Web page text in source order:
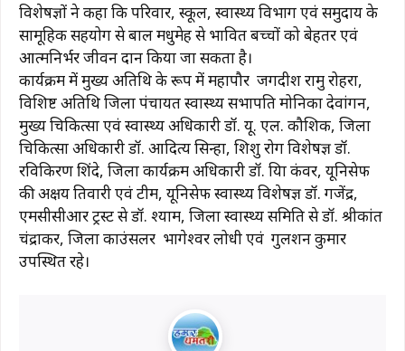
विशेषज्ञों ने कहा कि परिवार, स्कूल, स्वास्थ्य विभाग एवं समुदाय के
सामूहिक सहयोग से बाल मधुमेह से प्रभावित बच्चों को बेहतर एवं
आत्मनिर्भर जीवन प्रदान किया जा सकता है।
कार्यक्रम में मुख्य अतिथि के रूप में महापौर जगदीश रामु रोहरा,
विशिष्ट अतिथि जिला पंचायत स्वास्थ्य सभापति मोनिका देवांगन,
मुख्य चिकित्सा एवं स्वास्थ्य अधिकारी डॉ. यू. एल. कौशिक, जिला
चिकित्सा अधिकारी डॉ. आदित्य सिन्हा, शिशु रोग विशेषज्ञ डॉ.
रविकिरण शिंदे, जिला कार्यक्रम अधिकारी डॉ. प्रिया कंवर, यूनिसेफ
की अक्षय तिवारी एवं टीम, यूनिसेफ स्वास्थ्य विशेषज्ञ डॉ. गजेंद्र,
एमसीसीआर ट्रस्ट से डॉ. श्याम, जिला स्वास्थ्य समिति से डॉ. श्रीकांत
चंद्राकर, जिला काउंसलर भागेश्वर लोधी एवं गुलशन कुमार
उपस्थित रहे।